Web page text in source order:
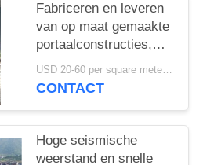
Fabriceren en leveren
van op maat gemaakte
portaalconstructies,
staalconstructie
magazijn in Benin
USD 20-60 per square meter MOQ:1000 Vierkante Meter
CONTACT
Hoge seismische
weerstand en snelle